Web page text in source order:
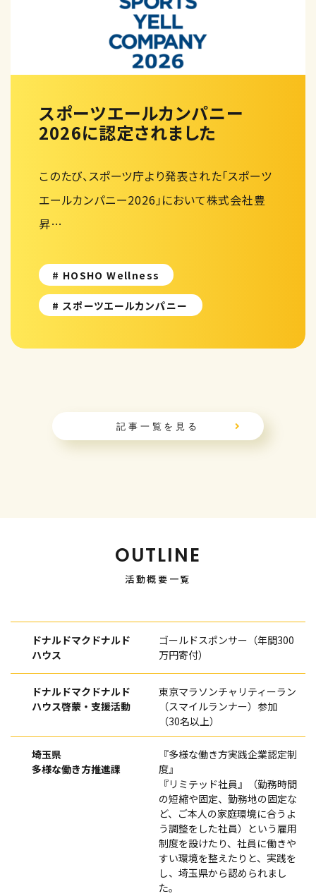
スポーツエールカンパニー
2026に認定されました
このたび、スポーツ庁より発表された「スポーツ
エールカンパニー2026」において株式会社豊
昇…
# HOSHO Wellness
# スポーツエールカンパニー
記事一覧を見る
OUTLINE
活動概要一覧
ドナルドマクドナルド
ハウス
ゴールドスポンサー（年間300
万円寄付）
ドナルドマクドナルド
ハウス啓蒙・支援活動
東京マラソンチャリティーラン
（スマイルランナー）参加
（30名以上）
埼玉県
多様な働き方推進課
『多様な働き方実践企業認定制
度』
『リミテッド社員』（勤務時間
の短縮や固定、勤務地の固定な
ど、ご本人の家庭環境に合うよ
う調整をした社員）という雇用
制度を設けたり、社員に働きや
すい環境を整えたりと、実践を
し、埼玉県から認められまし
た。